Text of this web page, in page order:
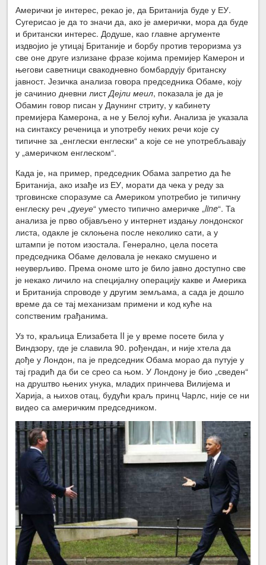
Амерички је интерес, рекао је, да Британија буде у ЕУ.
Сугерисао је да то значи да, ако је амерички, мора да буде
и британски интерес. Додуше, као главне аргументе
издвојио је утицај Британије и борбу против тероризма уз
све оне друге излизане фразе којима премијер Камерон и
његови саветници свакодневно бомбардују британску
јавност. Језичка анализа говора председника Обаме, коју
је сачинио дневни листДејли меил, показала је да је
Обамин говор писан у Даунинг стриту, у кабинету
премијера Камерона, а не у Белој кући. Анализа је указала
на синтаксу реченица и употребу неких речи које су
типичне за „енглески енглески“ а које се не употребљавају
у „америчком енглеском“.
Када је, на пример, председник Обама запретио да ће
Британија, ако изађе из ЕУ, морати да чека у реду за
трговинске споразуме са Америком употребио је типичну
енглеску реч „qуеуе“ уместо типично америчке „line“. Та
анализа је прво објављено у интернет издању лондонског
листа, одакле је склоњена после неколико сати, а у
штампи је потом изостала. Генерално, цела посета
председника Обаме деловала је некако смушено и
неуверљиво. Према ономе што је било јавно доступно све
је некако личило на специјалну операцију какве и Америка
и Британија спроводе у другим земљама, а сада је дошло
време да се тај механизам примени и код куће на
сопственим грађанима.
Уз то, краљица Елизабета II је у време посете била у
Виндзору, где је славила 90. рођендан, и није хтела да
дође у Лондон, па је председник Обама морао да путује у
тај градић да би се срео са њом. У Лондону је био „сведен“
на друштво њених унука, младих принчева Вилијема и
Харија, а њихов отац, будући краљ принц Чарлс, није се ни
видео са америчким председником.